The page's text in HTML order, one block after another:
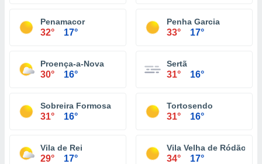
Penamacor
32° 17°
Penha Garcia
33° 17°
Proença-a-Nova
30° 16°
Sertã
31° 16°
Sobreira Formosa
31° 16°
Tortosendo
31° 16°
Vila de Rei
29° 17°
Vila Velha de Ródão
34° 17°